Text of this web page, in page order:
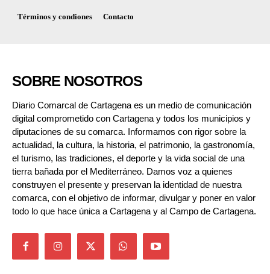
Términos y condiones Contacto
SOBRE NOSOTROS
Diario Comarcal de Cartagena es un medio de comunicación
digital comprometido con Cartagena y todos los municipios y
diputaciones de su comarca. Informamos con rigor sobre la
actualidad, la cultura, la historia, el patrimonio, la gastronomía,
el turismo, las tradiciones, el deporte y la vida social de una
tierra bañada por el Mediterráneo. Damos voz a quienes
construyen el presente y preservan la identidad de nuestra
comarca, con el objetivo de informar, divulgar y poner en valor
todo lo que hace única a Cartagena y al Campo de Cartagena.